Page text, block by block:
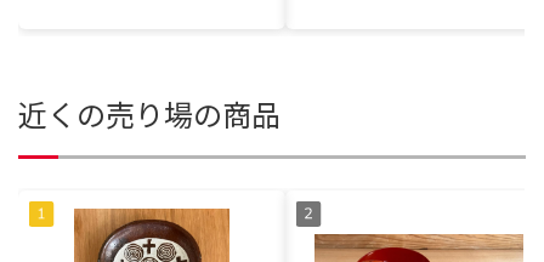
近くの売り場の商品